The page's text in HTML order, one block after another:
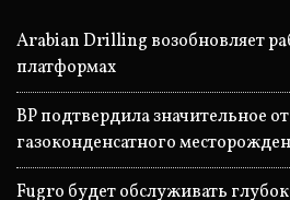
Arabian Drilling возобновляет
платформах
BP подтвердила значительное
газоконденсатного
Fugro будет обслуживать